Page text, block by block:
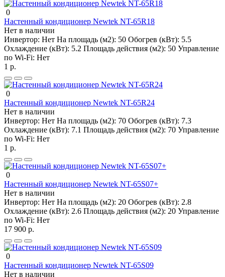
0
Настенный кондиционер Newtek NT-65R18
Нет в наличии
Инвертор: Нет На площадь (м2): 50 Обогрев (кВт): 5.5
Охлаждение (кВт): 5.2 Площадь действия (м2): 50 Управление
по Wi-Fi: Нет
1 р.
0
Настенный кондиционер Newtek NT-65R24
Нет в наличии
Инвертор: Нет На площадь (м2): 70 Обогрев (кВт): 7.3
Охлаждение (кВт): 7.1 Площадь действия (м2): 70 Управление
по Wi-Fi: Нет
1 р.
0
Настенный кондиционер Newtek NT-65S07+
Нет в наличии
Инвертор: Нет На площадь (м2): 20 Обогрев (кВт): 2.8
Охлаждение (кВт): 2.6 Площадь действия (м2): 20 Управление
по Wi-Fi: Нет
17 900 р.
0
Настенный кондиционер Newtek NT-65S09
Нет в наличии